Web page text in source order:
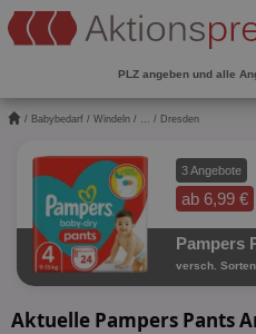
PLZ angeben und alle
/ Babybedarf / Windeln / ... / Dresden
3 Angebote
ab 6,99 €
Pampers
versch.
Aktuelle Pampers Pants